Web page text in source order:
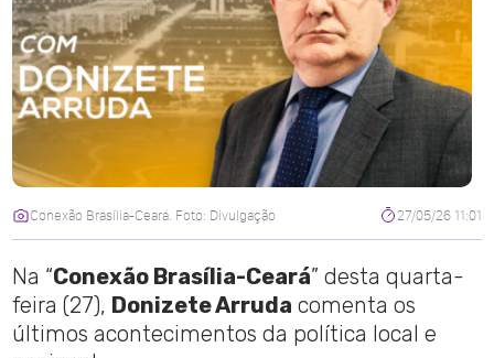
Conexão Brasília-Ceará. Foto: Divulgação 27/05/26 11:01
Na “Conexão Brasília-Ceará” desta quarta-
feira (27), Donizete Arruda comenta os
últimos acontecimentos da política local e